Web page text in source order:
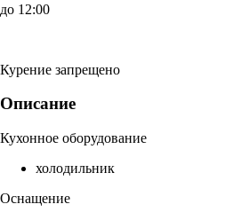
до 12:00
Курение запрещено
Описание
Кухонное оборудование
холодильник
Оснащение